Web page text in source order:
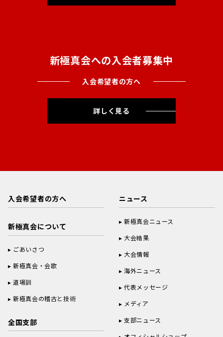
新極真会への入会者募集中
入会希望者の方へ
詳しく見る
入会希望者の方へ
新極真会について
ごあいさつ
新極真会・会歌
道場訓
新極真会の稽古と技術
全国支部
ニュース
新極真会ニュース
大会結果
大会情報
海外ニュース
代表メッセージ
メディア
支部ニュース